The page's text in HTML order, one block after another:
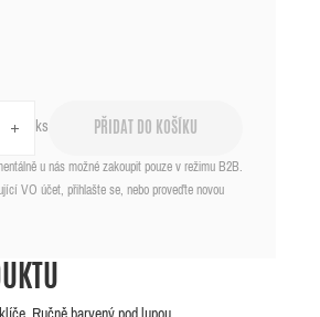
ks PŘIDAT DO KOŠÍKU
u nás možné zakoupit pouze v režimu B2B.
VO účet, přihlašte se, nebo proveďte novou